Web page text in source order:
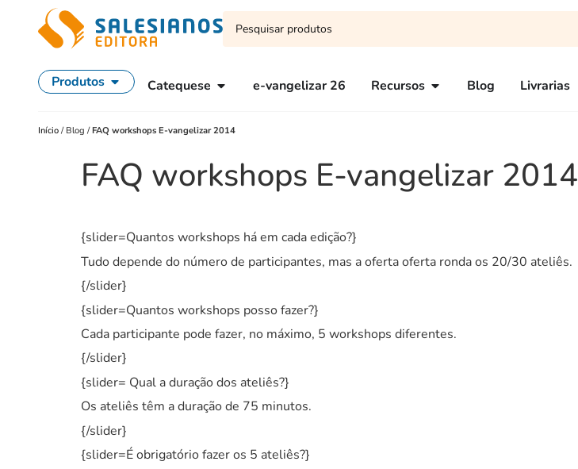
Produtos Catequese e-vangelizar 26 Recursos Blog Livrarias
Início / Blog /FAQ workshops E-vangelizar 2014
FAQ workshops E-vangelizar 2014
{slider=Quantos workshops há em cada edição?}
Tudo depende do número de participantes, mas a oferta oferta ronda os 20/30 ateliês.
{/slider}
{slider=Quantos workshops posso fazer?}
Cada participante pode fazer, no máximo, 5 workshops diferentes.
{/slider}
{slider= Qual a duração dos ateliês?}
Os ateliês têm a duração de 75 minutos.
{/slider}
{slider=É obrigatório fazer os 5 ateliês?}